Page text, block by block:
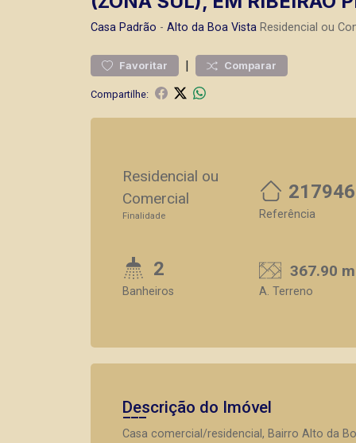
Casa Padrão - Alto da Boa Vista Residencial ou
Favoritar | Comparar
Compartilhe:
Residencial ou
Comercial
Finalidade
217946
Referência
2
Banheiros
367.90
A. Terreno
Descrição do Imóvel
Casa comercial/residencial, Bairro Alto da